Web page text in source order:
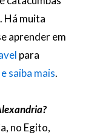
Há muita
aprender em
para
saiba mais.
no Egito,